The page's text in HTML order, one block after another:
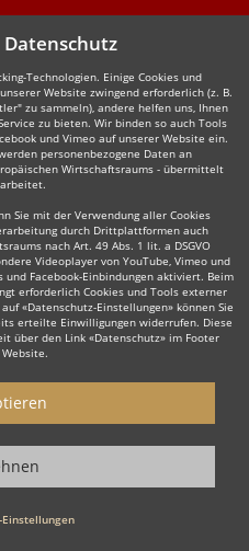
NACH OBEN
& Co. KG - Alle Rechte
Technologien. Einige Cookies und
Website zwingend erforderlich (z. B.
zu sammeln), andere helfen uns, Ihnen
zu bieten. Wir binden so auch Tools
und Vimeo auf unserer Website ein.
personenbezogene Daten an
Wirtschaftsraums - übermittelt
Sie mit der Verwendung aller Cookies
durch Drittplattformen auch
nach Art. 49 Abs. 1 lit. a DSGVO
Videoplayer von YouTube, Vimeo und
und Facebook-Einbindungen aktiviert. Beim
erforderlich Cookies und Tools externer
«Datenschutz-Einstellungen» können Sie
erteilte Einwilligungen widerrufen. Diese
über den Link «Datenschutz» im Footer